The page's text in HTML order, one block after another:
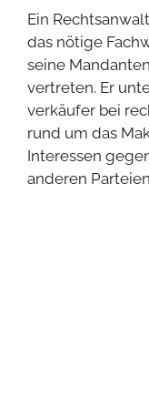
Ein
das nötige
seine
vertreten. Er
verkäufer bei
rund um das
Interessen
anderen